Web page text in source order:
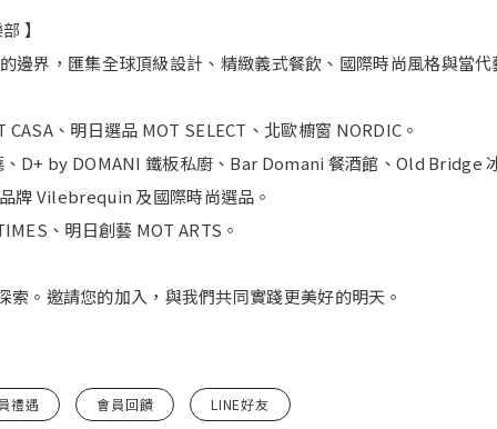
】
邊界，匯集全球頂級設計、精緻義式餐飲、國際時尚風格與當
、明日選品 MOT SELECT、北歐櫥窗 NORDIC。
D+ by DOMANI 鐵板私廚、Bar Domani 餐酒館、Old Bridge
牌 Vilebrequin 及國際時尚選品。
、明日創藝 MOT ARTS。
索。邀請您的加入，與我們共同實踐更美好的明天。
禮遇 會員回饋 LINE好友